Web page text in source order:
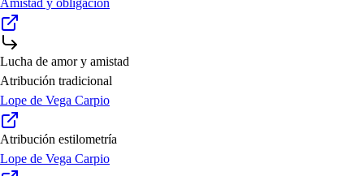
Amistad y obligación
Lucha de amor y amistad
Atribución tradicional
Lope de Vega Carpio
Atribución estilometría
Lope de Vega Carpio